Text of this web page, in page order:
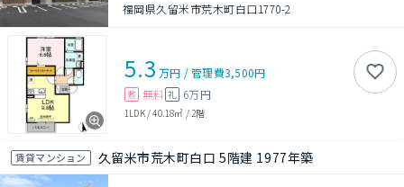
福岡県久留米市荒木町白口1770-2
5.3 万円 /管理費3,500円
敷 無料 礼 6万円
1LDK/40.18㎡ / 2階
賃貸マンション 久留米市荒木町白口 5階建 1977年築